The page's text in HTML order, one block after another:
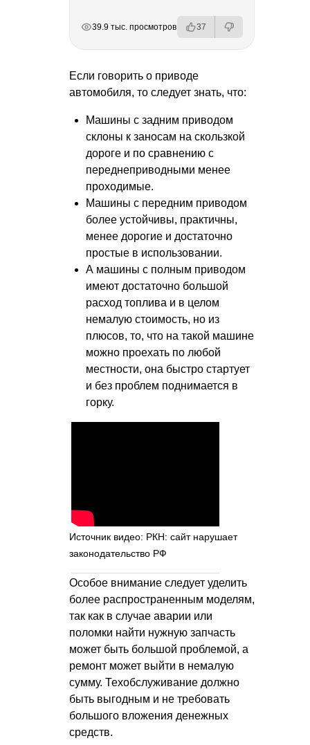
39.9 тыс. просмотров 37
Если говорить о приводе
автомобиля, то следует знать, что:
Машины с задним приводом
склоны к заносам на скользкой
дороге и по сравнению с
переднеприводными менее
проходимые.
Машины с передним приводом
более устойчивы, практичны,
менее дорогие и достаточно
простые в использовании.
А машины с полным приводом
имеют достаточно большой
расход топлива и в целом
немалую стоимость, но из
плюсов, то, что на такой машине
можно проехать по любой
местности, она быстро стартует
и без проблем поднимается в
горку.
Источник видео: РКН: сайт нарушает
законодательство РФ
Особое внимание следует уделить
более распространенным моделям,
так как в случае аварии или
поломки найти нужную запчасть
может быть большой проблемой, а
ремонт может выйти в немалую
сумму. Техобслуживание должно
быть выгодным и не требовать
большого вложения денежных
средств.